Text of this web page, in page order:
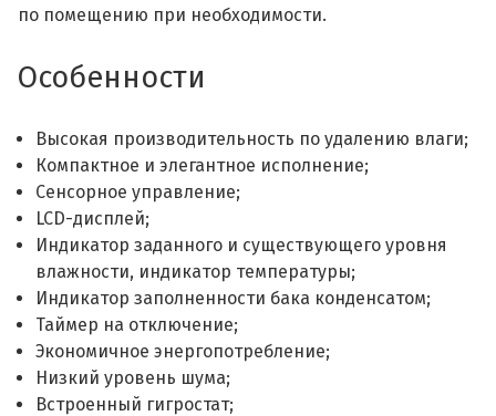
по помещению при необходимости.
Особенности
Высокая производительность по удалению влаги;
Компактное и элегантное исполнение;
Сенсорное управление;
LCD-дисплей;
Индикатор заданного и существующего уровня
влажности, индикатор температуры;
Индикатор заполненности бака конденсатом;
Таймер на отключение;
Экономичное энергопотребление;
Низкий уровень шума;
Встроенный гигростат;